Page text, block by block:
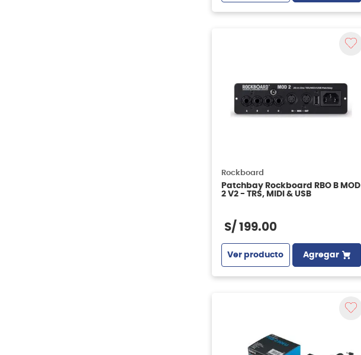
Rockboard
Patchbay Rockboard RBO B MOD
2 V2 - TRS, MIDI & USB
S/ 199.00
Ver producto Agregar